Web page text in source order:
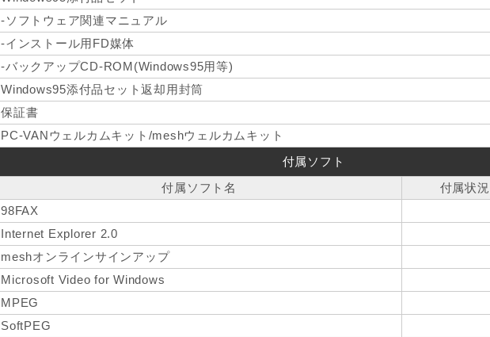
-ソフトウェア関連マニュアル
-インストール用FD媒体
-バックアップCD-ROM(Windows95用等)
Windows95添付品セット返却用封筒
保証書
PC-VANウェルカムキット/meshウェルカムキット
付属ソフト
付属ソフト名
付属状況
98FAX
Internet Explorer 2.0
meshオンラインサインアップ
Microsoft Video for Windows
MPEG
SoftPEG